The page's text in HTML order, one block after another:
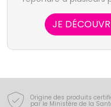
des formules des
le fruit de
particularité
actifs et
JE
Origine des produits
par le Ministère de la